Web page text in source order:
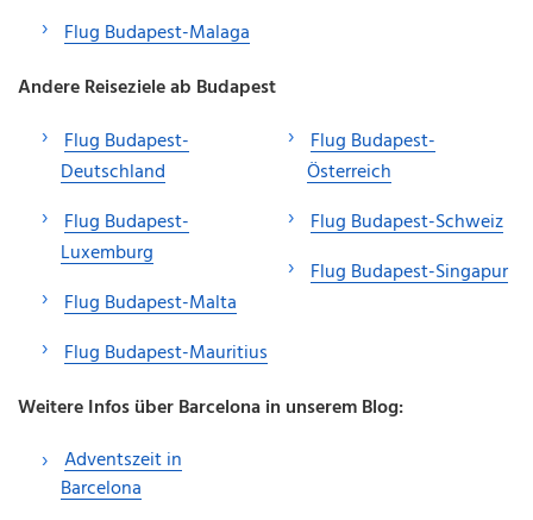
Flug Budapest-Malaga
Andere Reiseziele ab Budapest
Flug Budapest-
Deutschland
Flug Budapest-
Luxemburg
Flug Budapest-Malta
Flug Budapest-Mauritius
Flug Budapest-
Österreich
Flug Budapest-Schweiz
Flug Budapest-Singapur
Weitere Infos über Barcelona in unserem Blog:
Adventszeit in
Barcelona